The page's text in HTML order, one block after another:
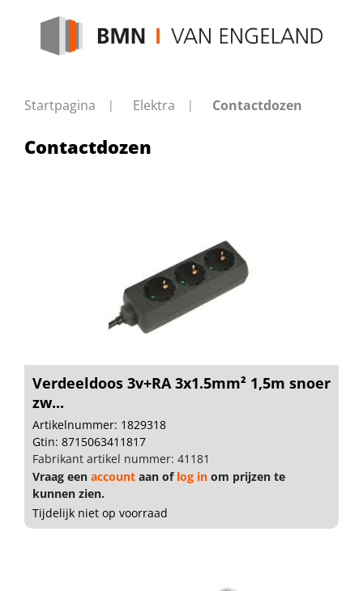
Startpagina Elektra Contactdozen
Contactdozen
Verdeeldoos 3v+RA 3x1.5mm² 1,5m snoer
zw...
Artikelnummer: 1829318
Gtin: 8715063411817
Fabrikant artikel nummer: 41181
Vraag een account aan of log in om prijzen te
kunnen zien.
Tijdelijk niet op voorraad